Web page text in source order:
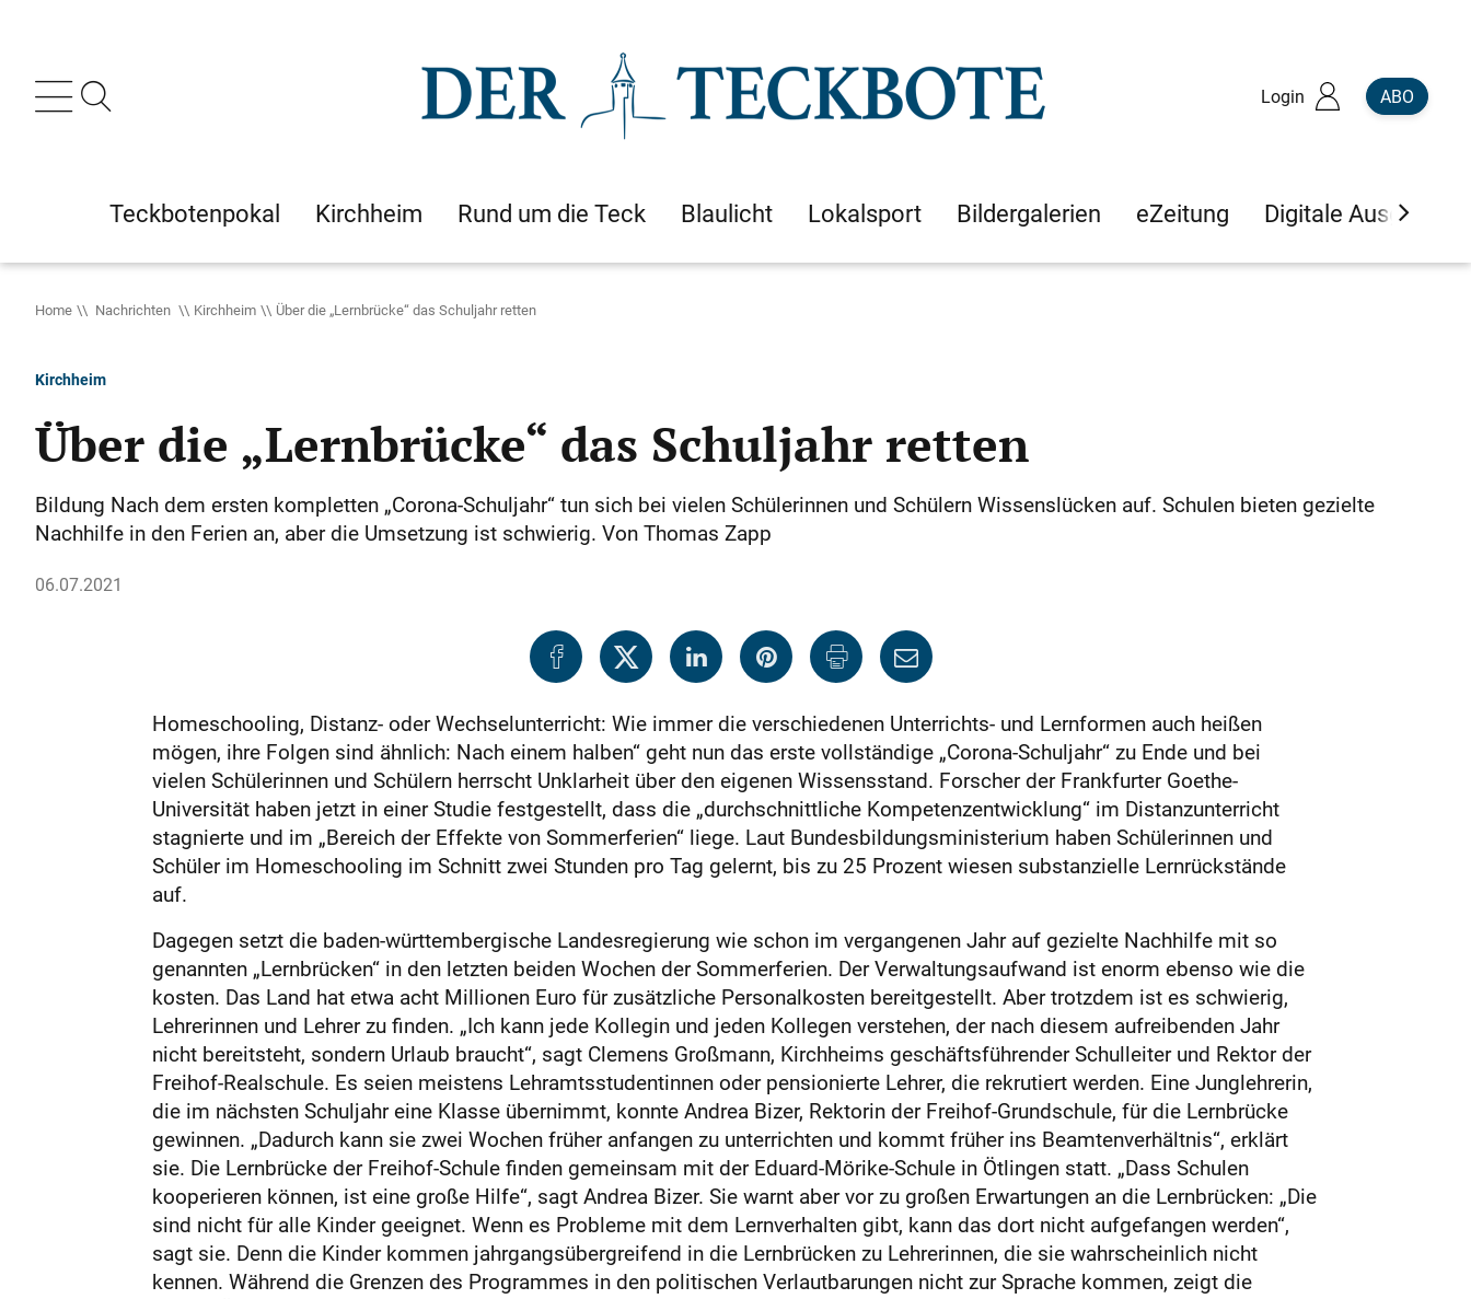
Login ABO
Teckbotenpokal Kirchheim Rund um die Teck Blaulicht Lokalsport Bildergalerien eZeitung Digitale Ausgaben
Home Nachrichten Kirchheim Über die „Lernbrücke“ das Schuljahr retten
Kirchheim
Über die „Lernbrücke“ das Schuljahr retten
Bildung Nach dem ersten kompletten „Corona-Schuljahr“ tun sich bei vielen Schülerinnen und Schülern Wissenslücken auf. Schulen bieten gezielte
Nachhilfe in den Ferien an, aber die Umsetzung ist schwierig. Von Thomas Zapp
06.07.2021
Homeschooling, Distanz- oder Wechselunterricht: Wie immer die verschiedenen Unterrichts- und Lernformen auch heißen
mögen, ihre Folgen sind ähnlich: Nach einem halben“ geht nun das erste vollständige „Corona-Schuljahr“ zu Ende und bei
vielen Schülerinnen und Schülern herrscht Unklarheit über den eigenen Wissensstand. Forscher der Frankfurter Goethe-
Universität haben jetzt in einer Studie festgestellt, dass die „durchschnittliche Kompetenzentwicklung“ im Distanzunterricht
stagnierte und im „Bereich der Effekte von Sommerferien“ liege. Laut Bundesbildungsministerium haben Schülerinnen und
Schüler im Homeschooling im Schnitt zwei Stunden pro Tag gelernt, bis zu 25 Prozent wiesen substanzielle Lernrückstände
auf.
Dagegen setzt die baden-württembergische Landesregierung wie schon im vergangenen Jahr auf gezielte Nachhilfe mit so
genannten „Lernbrücken“ in den letzten beiden Wochen der Sommerferien. Der Verwaltungsaufwand ist enorm ebenso wie die
kosten. Das Land hat etwa acht Millionen Euro für zusätzliche Personalkosten bereitgestellt. Aber trotzdem ist es schwierig,
Lehrerinnen und Lehrer zu finden. „Ich kann jede Kollegin und jeden Kollegen verstehen, der nach diesem aufreibenden Jahr
nicht bereitsteht, sondern Urlaub braucht“, sagt Clemens Großmann, Kirchheims geschäftsführender Schulleiter und Rektor der
Freihof-Realschule. Es seien meistens Lehramtsstudentinnen oder pensionierte Lehrer, die rekrutiert werden. Eine Junglehrerin,
die im nächsten Schuljahr eine Klasse übernimmt, konnte Andrea Bizer, Rektorin der Freihof-Grundschule, für die Lernbrücke
gewinnen. „Dadurch kann sie zwei Wochen früher anfangen zu unterrichten und kommt früher ins Beamtenverhältnis“, erklärt
sie. Die Lernbrücke der Freihof-Schule finden gemeinsam mit der Eduard-Mörike-Schule in Ötlingen statt. „Dass Schulen
kooperieren können, ist eine große Hilfe“, sagt Andrea Bizer. Sie warnt aber vor zu großen Erwartungen an die Lernbrücken: „Die
sind nicht für alle Kinder geeignet. Wenn es Probleme mit dem Lernverhalten gibt, kann das dort nicht aufgefangen werden“,
sagt sie. Denn die Kinder kommen jahrgangsübergreifend in die Lernbrücken zu Lehrerinnen, die sie wahrscheinlich nicht
kennen. Während die Grenzen des Programmes in den politischen Verlautbarungen nicht zur Sprache kommen, zeigt die